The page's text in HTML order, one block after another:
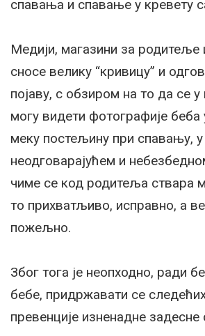
спавања и спавање у кревету
Медији, магазини за родитеље
сносе велику “кривицу” и
појаву, с обзиром на то да се
могу видети фотографије
меку постељину при спавању, у
неодговарајућем и
чиме се код родитеља ствара
то прихватљиво, исправно, а
пожељно.
Због тога је неопходно, ради
бебе, придржавати се
превенције изненадне задесне